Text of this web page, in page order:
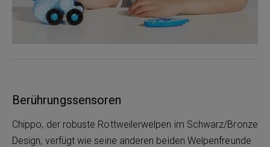
Berührungssensoren
Chippo, der robuste Rottweilerwelpen im Schwarz/Bronze
Design, verfügt wie seine anderen beiden Welpenfreunde